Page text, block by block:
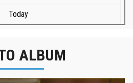
Today
ALBUM